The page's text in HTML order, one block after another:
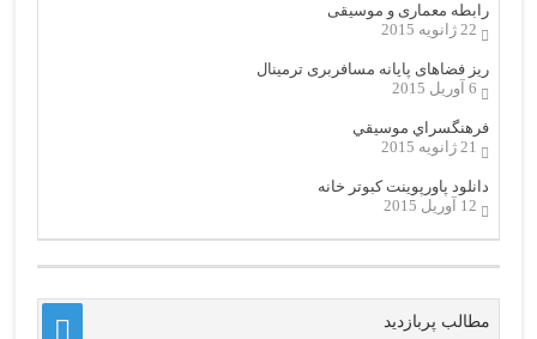
رابطه معماری و موسیقی
22 ژانویه 2015
ریز فضاهای پایانه مسافربری ترمینال
6 آوریل 2015
فرهنگسراي موسيقي
21 ژانویه 2015
دانلود پاورپوینت کبوتر خانه
12 آوریل 2015
مطالب پربازدید